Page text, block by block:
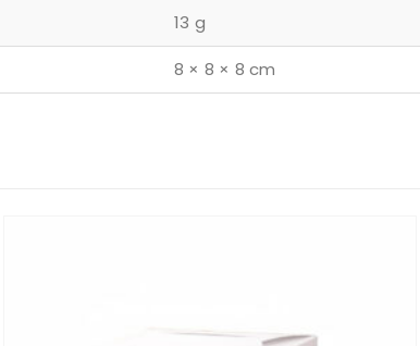
13 g
8 × 8 × 8 cm